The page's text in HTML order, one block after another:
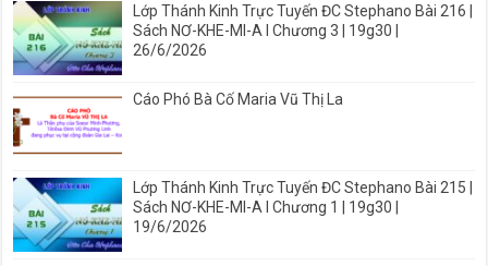
Lớp Thánh Kinh Trực Tuyến ĐC Stephano Bài 216 |
Sách NƠ-KHE-MI-A I Chương 3 | 19g30 |
26/6/2026
Cáo Phó Bà Cố Maria Vũ Thị La
Lớp Thánh Kinh Trực Tuyến ĐC Stephano Bài 215 |
Sách NƠ-KHE-MI-A I Chương 1 | 19g30 |
19/6/2026